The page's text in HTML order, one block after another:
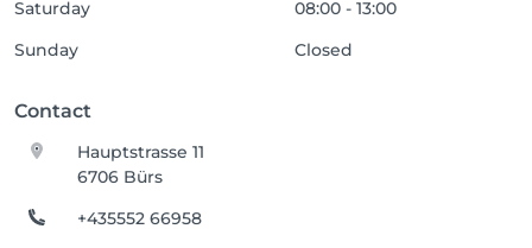
Saturday
08:00 - 13:00
Sunday
Closed
Contact
Hauptstrasse 11
6706 Bürs
+435552 66958